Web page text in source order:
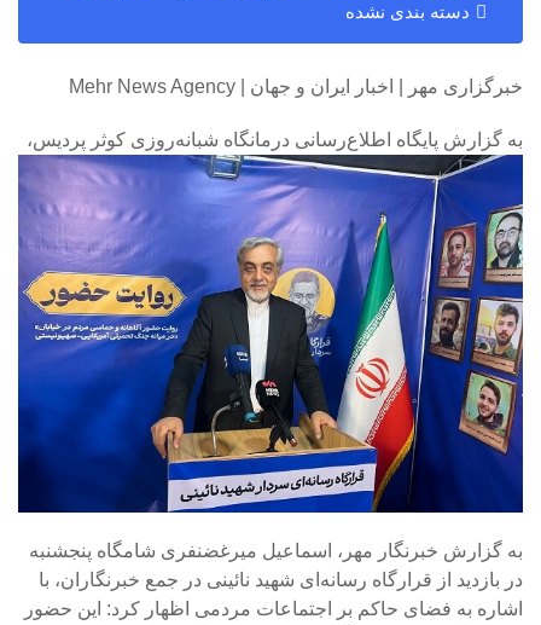
دسته بندی نشده
خبرگزاری مهر | اخبار ایران و جهان | Mehr News Agency
به گزارش پایگاه اطلاع‌رسانی درمانگاه شبانه‌روزی کوثر پردیس،
به گزارش خبرنگار مهر، اسماعیل میرغضنفری شامگاه پنجشنبه
در بازدید از قرارگاه رسانه‌ای شهید نائینی در جمع خبرنگاران، با
اشاره به فضای حاکم بر اجتماعات مردمی اظهار کرد: این حضور